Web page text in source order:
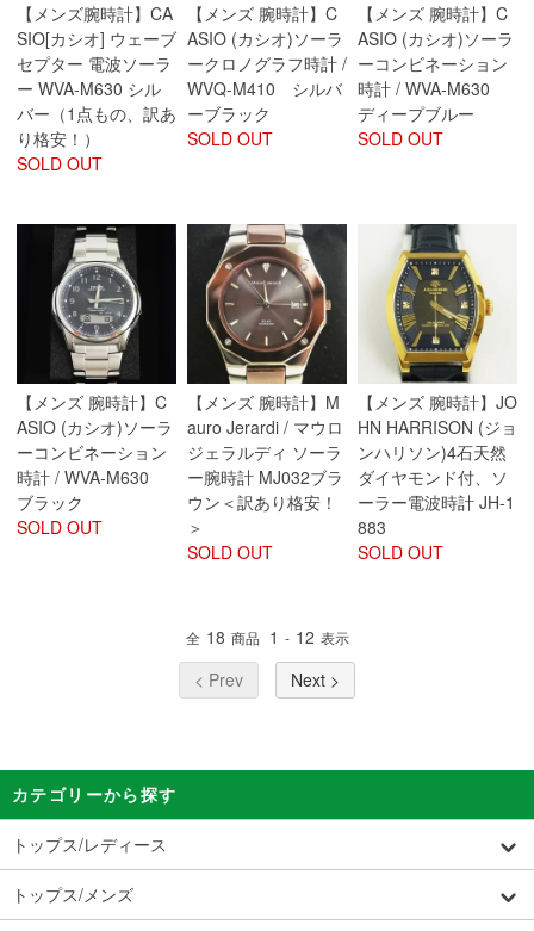
【メンズ腕時計】CA
SIO[カシオ] ウェーブ
セプター 電波ソーラ
ー WVA-M630 シル
バー（1点もの、訳あ
り格安！）
SOLD OUT
【メンズ 腕時計】C
ASIO (カシオ)ソーラ
ークロノグラフ時計 /
WVQ-M410 シルバ
ーブラック
SOLD OUT
【メンズ 腕時計】C
ASIO (カシオ)ソーラ
ーコンビネーション
時計 / WVA-M630
ディープブルー
SOLD OUT
【メンズ 腕時計】C
ASIO (カシオ)ソーラ
ーコンビネーション
時計 / WVA-M630
ブラック
SOLD OUT
【メンズ 腕時計】M
auro Jerardi / マウロ
ジェラルディ ソーラ
ー腕時計 MJ032ブラ
ウン＜訳あり格安！
＞
SOLD OUT
【メンズ 腕時計】JO
HN HARRISON (ジョ
ンハリソン)4石天然
ダイヤモンド付、ソ
ーラー電波時計 JH-1
883
SOLD OUT
全 18 商品 1 - 12 表示
< Prev Next >
カテゴリーから探す
トップス/レディース
トップス/メンズ